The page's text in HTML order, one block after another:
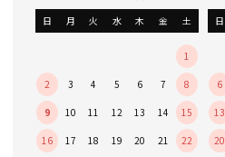
日 月 火 水 木 金 土
1
2 3 4 5 6 7 8
9 10 11 12 13 14 15
16 17 18 19 20 21 22
日
6
13
20